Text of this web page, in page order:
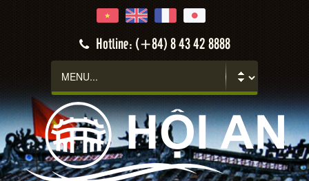
Hotline: (+84) 8 43 42 8888